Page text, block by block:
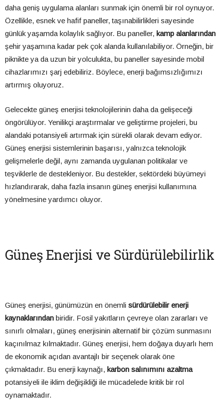
daha geniş uygulama alanları sunmak için önemli bir rol oynuyor.
Özellikle, esnek ve hafif paneller, taşınabilirlikleri sayesinde
günlük yaşamda kolaylık sağlıyor. Bu paneller, kamp alanlarından
şehir yaşamına kadar pek çok alanda kullanılabiliyor. Örneğin, bir
piknikte ya da uzun bir yolculukta, bu paneller sayesinde mobil
cihazlarımızı şarj edebiliriz. Böylece, enerji bağımsızlığımızı
artırmış oluyoruz.
Gelecekte güneş enerjisi teknolojilerinin daha da gelişeceği
öngörülüyor. Yenilikçi araştırmalar ve geliştirme projeleri, bu
alandaki potansiyeli artırmak için sürekli olarak devam ediyor.
Güneş enerjisi sistemlerinin başarısı, yalnızca teknolojik
gelişmelerle değil, aynı zamanda uygulanan politikalar ve
teşviklerle de destekleniyor. Bu destekler, sektördeki büyümeyi
hızlandırarak, daha fazla insanın güneş enerjisi kullanımına
yönelmesine yardımcı oluyor.
Güneş Enerjisi ve Sürdürülebilirlik
Güneş enerjisi, günümüzün en önemli sürdürülebilir enerji
kaynaklarından biridir. Fosil yakıtların çevreye olan zararları ve
sınırlı olmaları, güneş enerjisinin alternatif bir çözüm sunmasını
kaçınılmaz kılmaktadır. Güneş enerjisi, hem doğaya duyarlı hem
de ekonomik açıdan avantajlı bir seçenek olarak öne
çıkmaktadır. Bu enerji kaynağı, karbon salınımını azaltma
potansiyeli ile iklim değişikliği ile mücadelede kritik bir rol
oynamaktadır.